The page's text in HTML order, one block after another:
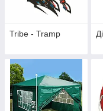
Tribe - Tramp